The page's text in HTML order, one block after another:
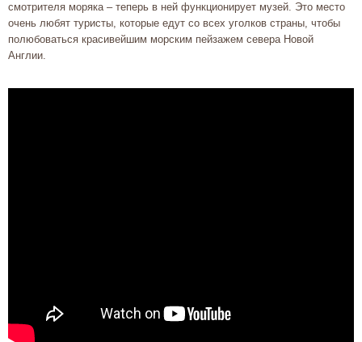
смотрителя моряка – теперь в ней функционирует музей. Это место
очень любят туристы, которые едут со всех уголков страны, чтобы
полюбоваться красивейшим морским пейзажем севера Новой
Англии.